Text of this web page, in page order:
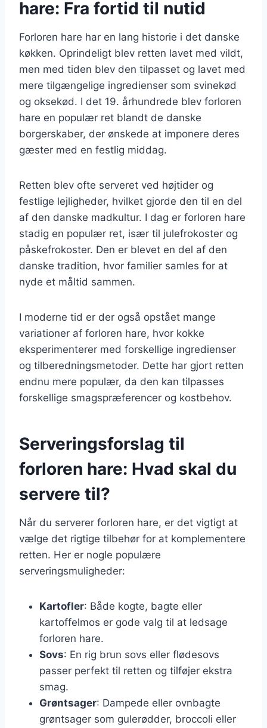
hare: Fra fortid til nutid
Forloren hare har en lang historie i det danske
køkken. Oprindeligt blev retten lavet med vildt,
men med tiden blev den tilpasset og lavet med
mere tilgængelige ingredienser som svinekød
og oksekød. I det 19. århundrede blev forloren
hare en populær ret blandt de danske
borgerskaber, der ønskede at imponere deres
gæster med en festlig middag.
Retten blev ofte serveret ved højtider og
festlige lejligheder, hvilket gjorde den til en del
af den danske madkultur. I dag er forloren hare
stadig en populær ret, især til julefrokoster og
påskefrokoster. Den er blevet en del af den
danske tradition, hvor familier samles for at
nyde et måltid sammen.
I moderne tid er der også opstået mange
variationer af forloren hare, hvor kokke
eksperimenterer med forskellige ingredienser
og tilberedningsmetoder. Dette har gjort retten
endnu mere populær, da den kan tilpasses
forskellige smagspræferencer og kostbehov.
Serveringsforslag til
forloren hare: Hvad skal du
servere til?
Når du serverer forloren hare, er det vigtigt at
vælge det rigtige tilbehør for at komplementere
retten. Her er nogle populære
serveringsmuligheder:
Kartofler: Både kogte, bagte eller
kartoffelmos er gode valg til at ledsage
forloren hare.
Sovs: En rig brun sovs eller flødesovs
passer perfekt til retten og tilføjer ekstra
smag.
Grøntsager: Dampede eller ovnbagte
grøntsager som gulerødder, broccoli eller